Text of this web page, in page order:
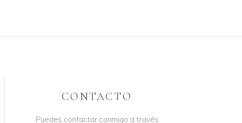
CONTACTO
Puedes contactar conmigo a través